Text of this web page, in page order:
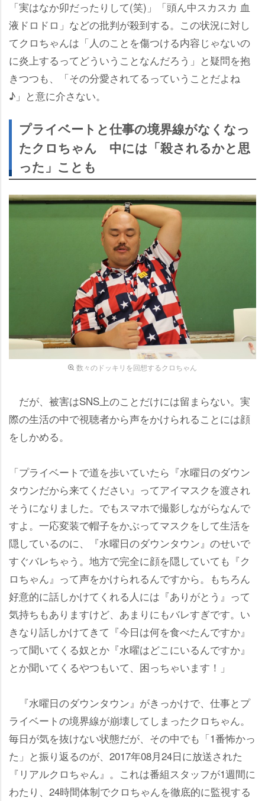
「実はなか卯だったりして(笑)」「頭ん中スカスカ 血
液ドロドロ」などの批判が殺到する。この状況に対し
てクロちゃんは「人のことを傷つける内容じゃないの
に炎上するってどういうことなんだろう」と疑問を抱
きつつも、「その分愛されてるっていうことだよね
♪」と意に介さない。
プライベートと仕事の境界線がなくなっ
たクロちゃん 中には「殺されるかと思
った」ことも
数々のドッキリを回想するクロちゃん
だが、被害はSNS上のことだけには留まらない。実
際の生活の中で視聴者から声をかけられることには顔
をしかめる。
「プライベートで道を歩いていたら『水曜日のダウン
タウンだから来てください』ってアイマスクを渡され
そうになりました。でもスマホで撮影しながらなんで
すよ。一応変装で帽子をかぶってマスクをして生活を
隠しているのに、『水曜日のダウンタウン』のせいで
すぐバレちゃう。地方で完全に顔を隠していても『ク
ロちゃん』って声をかけられるんですから。もちろん
好意的に話しかけてくれる人には『ありがとう』って
気持ちもありますけど、あまりにもバレすぎです。い
きなり話しかけてきて『今日は何を食べたんですか』
って聞いてくる奴とか『水曜はどこにいるんですか』
とか聞いてくるやつもいて、困っちゃいます！」
『水曜日のダウンタウン』がきっかけで、仕事とプ
ライベートの境界線が崩壊してしまったクロちゃん。
毎日が気を抜けない状態だが、その中でも「1番怖かっ
た」と振り返るのが、2017年08月24日に放送された
『リアルクロちゃん』。これは番組スタッフが1週間に
わたり、24時間体制でクロちゃんを徹底的に監視する